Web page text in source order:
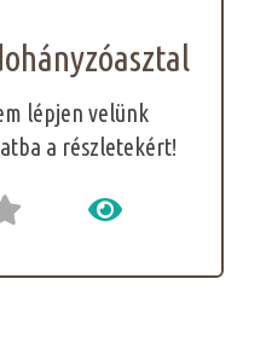
lépjen velünk
a részletekért!